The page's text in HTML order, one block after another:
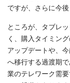
ですが、さらに今
ところが、タブレ
く、購入タイミン
アップデートや、
へ移行する過渡期
業のテレワーク需